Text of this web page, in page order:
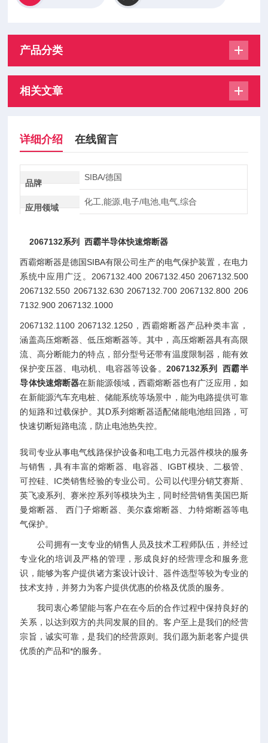
产品分类
相关文章
详细介绍 在线留言
品牌
SIBA/德国
应用领域
化工,能源,电子/电池,电气,综合
2067132系列 西霸半导体快速熔断器
西霸熔断器是德国SIBA有限公司生产的电气保护装置，在电力
系统中应用广泛。2067132.400 2067132.450 2067132.500
2067132.550 2067132.630 2067132.700 2067132.800 206
7132.900 2067132.1000
2067132.1100 2067132.1250，西霸熔断器产品种类丰富，
涵盖高压熔断器、低压熔断器等。其中，高压熔断器具有高限
流、高分断能力的特点，部分型号还带有温度限制器，能有效
保护变压器、电动机、电容器等设备。 2067132系列 西霸半
导体快速熔断器在新能源领域，西霸熔断器也有广泛应用，如
在新能源汽车充电桩、储能系统等场景中，能为电路提供可靠
的短路和过载保护。其D系列熔断器适配储能电池组回路，可
快速切断短路电流，防止电池热失控。
我司专业从事电气线路保护设备和电工电力元器件模块的服务
与销售，具有丰富的熔断器、电容器、IGBT模块、二极管、
可控硅、IC类销售经验的专业公司。公司以代理分销艾赛斯、
英飞凌系列、赛米控系列等模块为主，同时经营销售美国巴斯
曼熔断器、 西门子熔断器、美尔森熔断器、力特熔断器等电
气保护。
公司拥有一支专业的销售人员及技术工程师队伍，并经过
专业化的培训及严格的管理，形成良好的经营理念和服务意
识，能够为客户提供诸方案设计设计、器件选型等较为专业的
技术支持，并努力为客户提供优惠的价格及优质的服务。
我司衷心希望能与客户在在今后的合作过程中保持良好的
关系，以达到双方的共同发展的目的。客户至上是我们的经营
宗旨，诚实可靠，是我们的经营原则。我们愿为新老客户提供
优质的产品和*的服务。